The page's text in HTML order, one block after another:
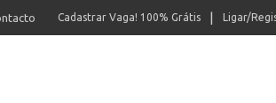
Ligar/
Cadastrar Vaga! 100% Grátis